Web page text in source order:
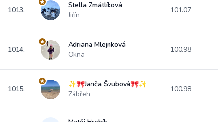
1013.
Stella Zmátlíková
Jičín
101.07
1014.
Adriana Mlejnková
Okna
100.98
1015.
✨🎀Janča Švubová🎀✨
Zábřeh
100.98